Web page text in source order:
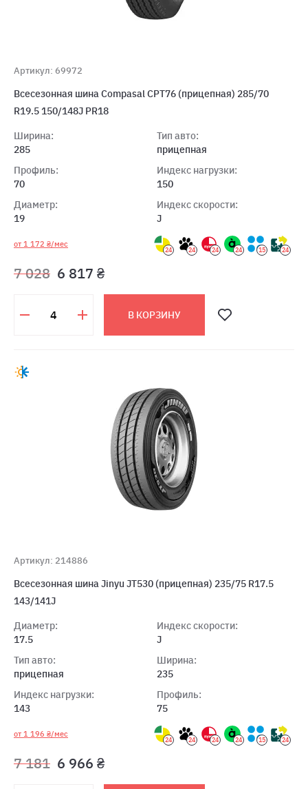
Артикул: 69972
Всесезонная шина Compasal CPT76 (прицепная) 285/70
R19.5 150/148J PR18
Ширина:
285
Профиль:
70
Диаметр:
19
Тип авто:
прицепная
Индекс нагрузки:
150
Индекс скорости:
J
от 1 172 ₴/мес
24 24 24 24 15 24
7 028 6 817 ₴
В КОРЗИНУ
Артикул: 214886
Всесезонная шина Jinyu JT530 (прицепная) 235/75 R17.5
143/141J
Диаметр:
17.5
Тип авто:
прицепная
Индекс нагрузки:
143
Индекс скорости:
J
Ширина:
235
Профиль:
75
от 1 196 ₴/мес
24 24 24 24 15 24
7 181 6 966 ₴